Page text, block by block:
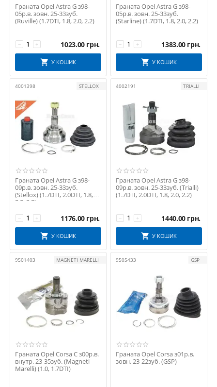
PMC
PREMIERE
Reinhoch
RIDER
RUVILLE
SACHS
Schaeffler FAG
SEIN
SKF
SPIDAN
SPIDAN CHASSIS PARTS
STC
STELLOX
SWAG
TOPRAN
TRIALLI
VALEO
Valeo PHC
КНР
УКРАЇНА
Граната Opel Astra G з98-
05р.в. зовн. 25-33зуб.
(Ruville) (1.7DTI, 1.8, 2.0, 2.2)
+
− 1023.00 грн.
У КОШИК
Граната Opel Astra G з98-
05р.в. зовн. 25-33зуб.
(Starline) (1.7DTI, 1.8, 2.0, 2.2)
+
− 1383.00 грн.
У КОШИК
4001398 STELLOX
Граната Opel Astra G з98-
09р.в. зовн. 25-33зуб.
(Stellox) (1.7DTI, 2.0DTI, 1.8,
2.0, 2.2)
+
− 1176.00 грн.
У КОШИК
4002191 TRIALLI
Граната Opel Astra G з98-
09р.в. зовн. 25-33зуб. (Trialli)
(1.7DTI, 2.0DTI, 1.8, 2.0, 2.2)
+
− 1440.00 грн.
У КОШИК
9501403 MAGNETI MARELLI
Граната Opel Corsa C з00р.в.
внутр. 23-35зуб. (Magneti
Marelli) (1.0, 1.7DTI)
9505433 GSP
Граната Opel Corsa з01р.в.
зовн. 23-22зуб. (GSP)